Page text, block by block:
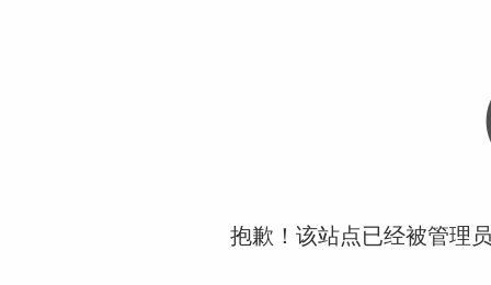
抱歉！该站点已经被管理